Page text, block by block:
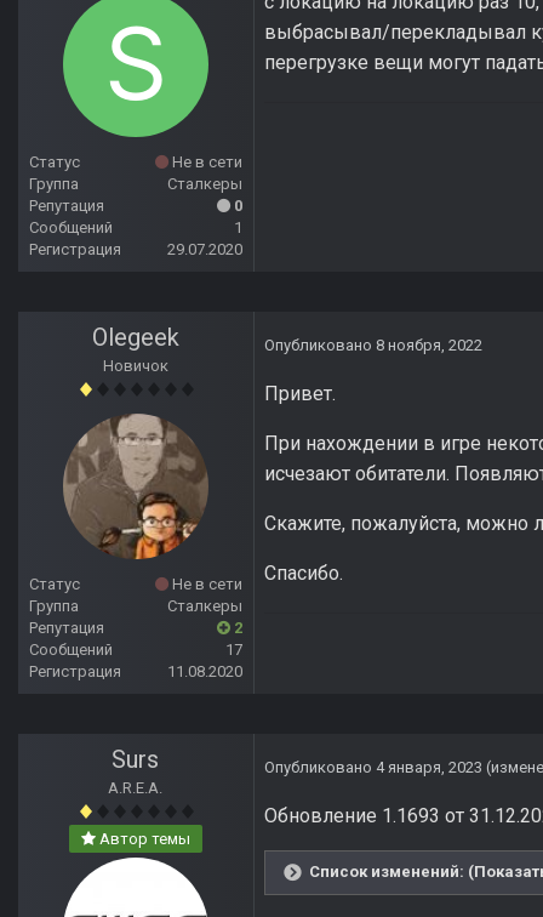
Статус
Не в сети
Группа
Сталкеры
Репутация
0
Сообщений
1
Регистрация
29.07.2020
выбрасывал/перекладывал
перегрузке вещи могут
Olegeek
Новичок
Статус
Не в сети
Группа
Сталкеры
Репутация
2
Сообщений
17
Регистрация
11.08.2020
Опубликовано 8 ноября, 2022
Привет.
При нахождении в игре
исчезают обитатели.
Скажите, пожалуйста, можно
Спасибо.
Surs
A.R.E.A.
Автор темы
Опубликовано 4 января, 2023
Обновление 1.1693 от
Список изменений: